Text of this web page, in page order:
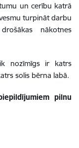
un cerību katrā
turpināt darbu
nākotnes
nozīmīgs ir katrs
solis bērna labā.
pilnu